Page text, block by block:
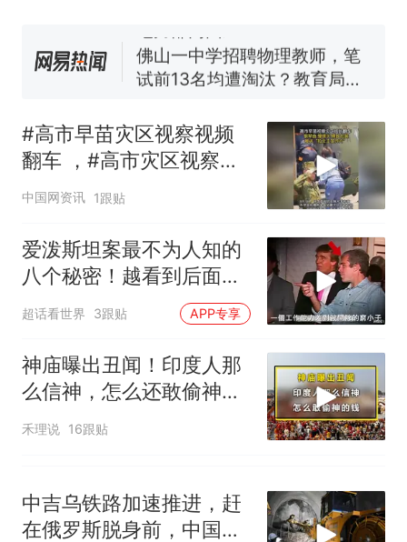
佛山一中学招聘物理教师，笔
试前13名均遭淘汰？教育局：
核查
全部作废，公平么？
#高市早苗灾区视察视频
翻车 ，#高市灾区视察视
频被批像女主宣传片；灾
民正忍受酷热停水，日
媒：政府应倾听灾民呼
喊，而不是摆拍宣传片
中国网资讯 1跟贴
爱泼斯坦案最不为人知的
八个秘密！越看到后面越
头皮发麻！
超话看世界 3跟贴 APP专享
神庙曝出丑闻！印度人那
么信神，怎么还敢偷神的
钱？
禾理说 16跟贴
中吉乌铁路加速推进，赶
在俄罗斯脱身前，中国拿